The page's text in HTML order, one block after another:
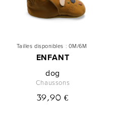
Tailles disponibles : 0M/6M
ENFANT
dog
Chaussons
39,90 €